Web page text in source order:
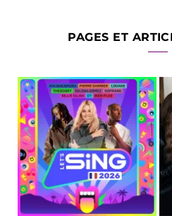
PAGES ET